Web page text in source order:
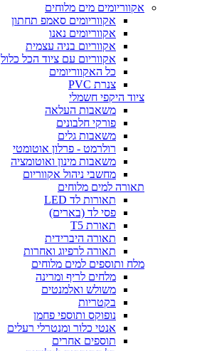
אקווריומים מים מלוחים
אקווריומים סאמפ תחתון
אקווריומים נאנו
אקווריום בניה עצמית
אקווריום עם ציוד הכל כלול
כל האקווריומים
צנרת PVC
ציוד היקפי חשמלי
משאבות העלאה
פורקי חלבונים
משאבות גלים
רולרמט - פרלון אוטומטי
משאבות מינון ואוטומציה
מחשבי ניהול אקווריום
תאורה למים מלוחים
תאורות לד LED
פסי לד (בארים)
תאורת T5
תאורה היברידית
תאורה לרפיוג ואחרות
מלח ותוספים למים מלוחים
מלחים לריף ומרינה
משולש ואלמנטים
בקטריות
נופוקס ותוספי פחמן
אנטי כלור ומנטרלי רעלים
תוספים אחרים